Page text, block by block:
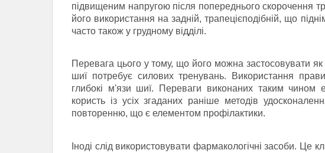
підвищеним напругою після попереднього скорочення
його використання на задній, трапецієподібній, що
часто також у грудному відділі.
Перевага цього у тому, що його можна застосовувати як
шиї потребує силових тренувань.
Використання
глибокі м'язи шиї.
Переваги виконаних таким чином
користь із усіх згаданих раніше методів
повторенню, що є елементом профілактики.
Іноді слід використовувати фармакологічні засоби. Це